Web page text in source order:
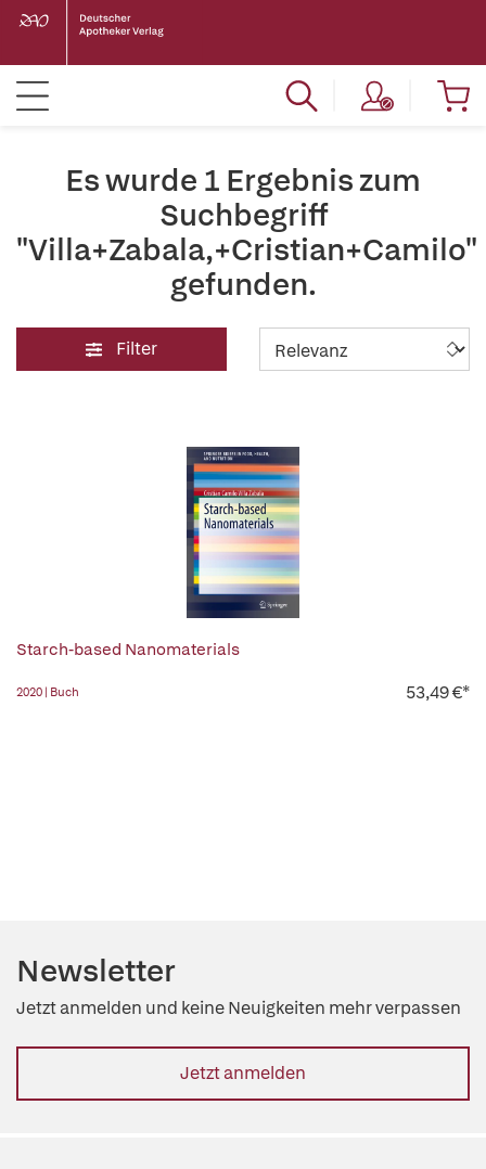
Es wurde 1 Ergebnis zum
Suchbegriff
"Villa+Zabala,+Cristian+Camilo"
gefunden.
Filter
Starch-based Nanomaterials
2020 | Buch 53,49 €*
Newsletter
Jetzt anmelden und keine Neuigkeiten mehr verpassen
Jetzt anmelden